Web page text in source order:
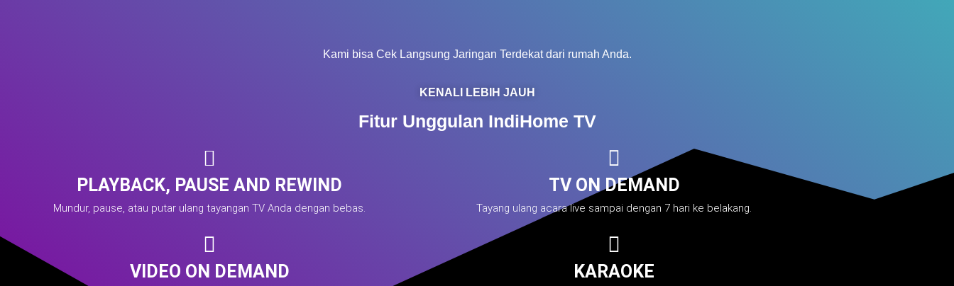
Kami bisa Cek Langsung Jaringan Terdekat dari rumah Anda.
KENALI LEBIH JAUH
Fitur Unggulan IndiHome TV
PLAYBACK, PAUSE AND REWIND
Mundur, pause, atau putar ulang tayangan TV Anda dengan bebas.
TV ON DEMAND
Tayang ulang acara live sampai dengan 7 hari ke belakang.
VIDEO ON DEMAND KARAOKE